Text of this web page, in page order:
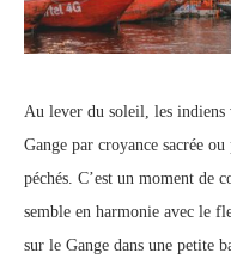
Au lever du soleil, les indiens
Gange par croyance sacrée
péchés. C’est un moment de
semble en harmonie avec le
sur le Gange dans une petite